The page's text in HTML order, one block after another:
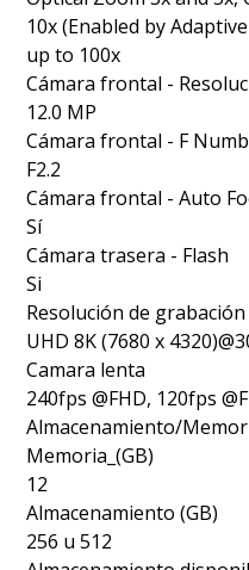
10x (Enabled by
up to 100x
Cámara frontal -
12.0 MP
Cámara frontal - F
F2.2
Cámara frontal - Auto
Sí
Cámara trasera - Flash
Si
Resolución de
UHD 8K (7680 x
Camara lenta
240fps @FHD, 120fps
Almacenamiento/
Memoria_(GB)
12
Almacenamiento (GB)
256 u 512